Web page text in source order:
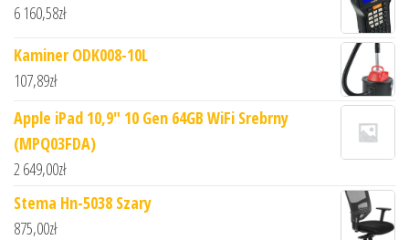
6 160,58zł
Kaminer ODK008-10L
107,89zł
Apple iPad 10,9" 10 Gen 64GB WiFi Srebrny
(MPQ03FDA)
2 649,00zł
Stema Hn-5038 Szary
875,00zł